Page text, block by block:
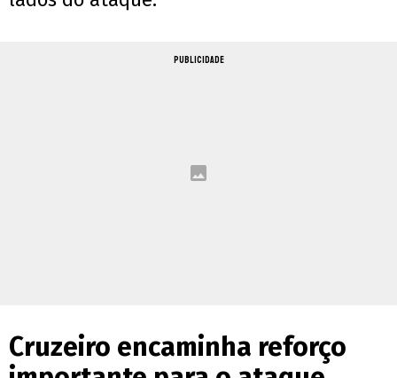
PUBLICIDADE
Cruzeiro encaminha reforço